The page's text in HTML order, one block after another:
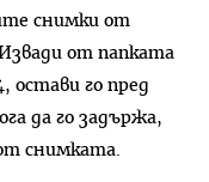
снимки от
от папката
остави го пред
да го задържа,
снимката.